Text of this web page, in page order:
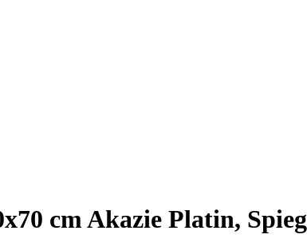
cm Akazie Platin,